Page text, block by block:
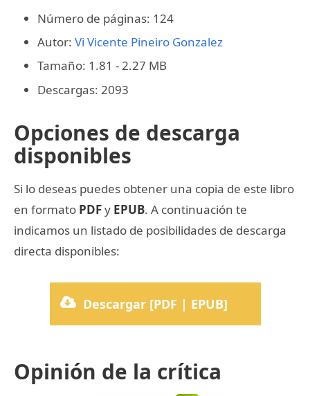
Número de páginas: 124
Autor: Vi Vicente Pineiro Gonzalez
Tamaño: 1.81 - 2.27 MB
Descargas: 2093
Opciones de descarga
disponibles
Si lo deseas puedes obtener una copia de este libro
en formato PDFy EPUB. A continuación te
indicamos un listado de posibilidades de descarga
directa disponibles:
Descargar [PDF | EPUB]
Opinión de la crítica